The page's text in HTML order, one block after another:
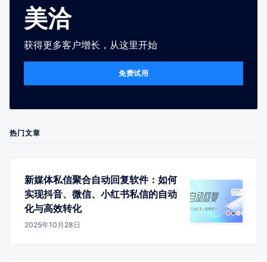
美洽
获得更多客户增长，从这里开始
免费试用
热门文章
新媒体私信聚合自动回复软件：如何
实现抖音、微信、小红书私信的自动
化与高效转化
2025年10月28日